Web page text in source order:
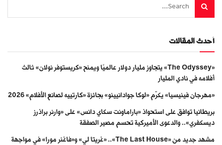
أحدث المقالات
«The Odyssey» يتجاوز مليار دولار عالميًا ويمنح «كريستوفر نولان» ثالث
أفلامه في نادي المليار
«مهرجان فينيسيا» يكرّم «لوكا جوادانيينو» بجائزة «كارتييه لصانع الأفلام» 2026
بريطانيا توافق على استحواذ «باراماونت سكاي دانس» على «وارنر براذرز
ديسكفري».. والدعوى الأميركية تحسم مصير الصفقة
مشهد جديد من «The Last House».. «غريتا لي» و«فاغنر مورا» في مواجهة